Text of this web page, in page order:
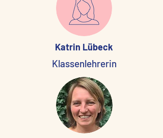
Katrin Lübeck
Klassenlehrerin